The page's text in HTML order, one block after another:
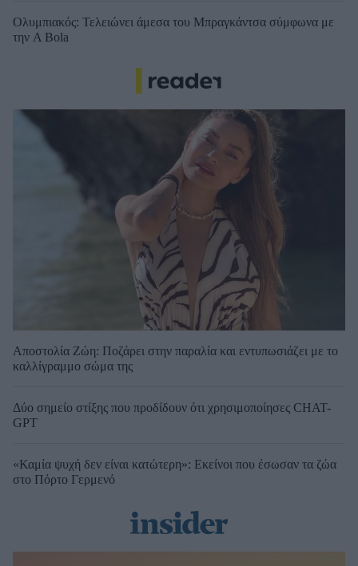
Ολυμπιακός: Τελειώνει άμεσα του Μπραγκάντσα σύμφωνα με
την A Bola
Αποστολία Ζώη: Ποζάρει στην παραλία και εντυπωσιάζει με το
καλλίγραμμο σώμα της
Δύο σημείο στίξης που προδίδουν ότι χρησιμοποίησες CHAT-
GPT
«Καμία ψυχή δεν είναι κατώτερη»: Εκείνοι που έσωσαν τα ζώα
στο Πόρτο Γερμενό